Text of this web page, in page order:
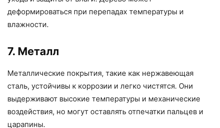
деформироваться при перепадах температуры и
влажности.
7. Металл
Металлические покрытия, такие как нержавеющая
сталь, устойчивы к коррозии и легко чистятся. Они
выдерживают высокие температуры и механические
воздействия, но могут оставлять отпечатки пальцев и
царапины.